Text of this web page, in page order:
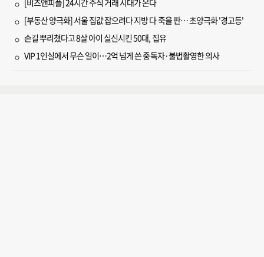
[부동산 양극화] 서울 집값 잡으려다 지방 다 죽을 판… 초양극화 '경고등'
손길 뿌리쳤다고 8살 아이 실신시킨 50대, 집유
VIP 1인실에서 무슨 일이…2억 넘게 쓴 중독자·불법촬영한 의사